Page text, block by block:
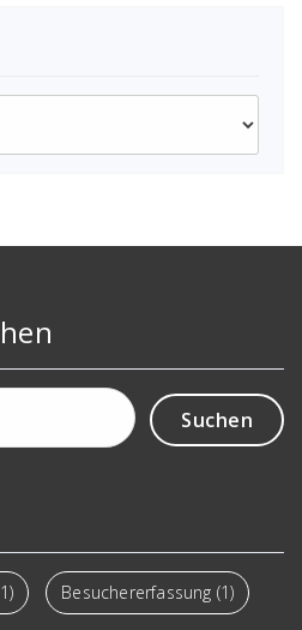
Besuchererfassung (1)